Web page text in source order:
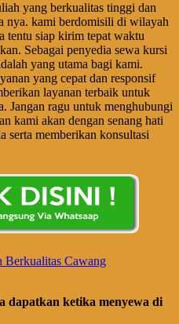
yang berkualitas tinggi dan
nya. kami berdomisili di wilayah
tentu siap kirim tepat waktu
Sebagai penyedia sewa kursi
yang utama bagi kami.
yang cepat dan responsif
layanan terbaik untuk
Jangan ragu untuk menghubungi
kami akan dengan senang hati
serta memberikan konsultasi
dapatkan ketika menyewa di